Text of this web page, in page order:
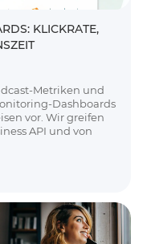
KLICKRATE,
Metriken und
Dashboards
vor. Wir greifen
API und von